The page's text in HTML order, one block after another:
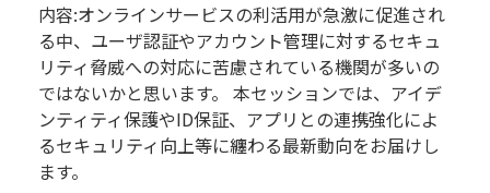
内容:オンラインサービスの利活用が急激に促進され
る中、ユーザ認証やアカウント管理に対するセキュ
リティ脅威への対応に苦慮されている機関が多いの
ではないかと思います。 本セッションでは、アイデ
ンティティ保護やID保証、アプリとの連携強化によ
るセキュリティ向上等に纏わる最新動向をお届けし
ます。